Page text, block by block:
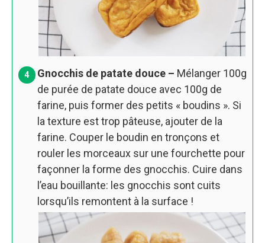
Gnocchis de patate douce – Mélanger 100g
de purée de patate douce avec 100g de
farine, puis former des petits « boudins ». Si
la texture est trop pâteuse, ajouter de la
farine. Couper le boudin en tronçons et
rouler les morceaux sur une fourchette pour
façonner la forme des gnocchis. Cuire dans
l’eau bouillante: les gnocchis sont cuits
lorsqu’ils remontent à la surface !